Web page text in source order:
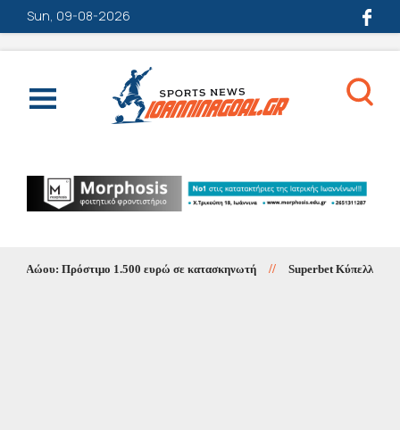
Sun, 09-08-2026
Αώου: Πρόστιμο 1.500 ευρώ σε κατασκηνωτή // Superbet Κύπελλο